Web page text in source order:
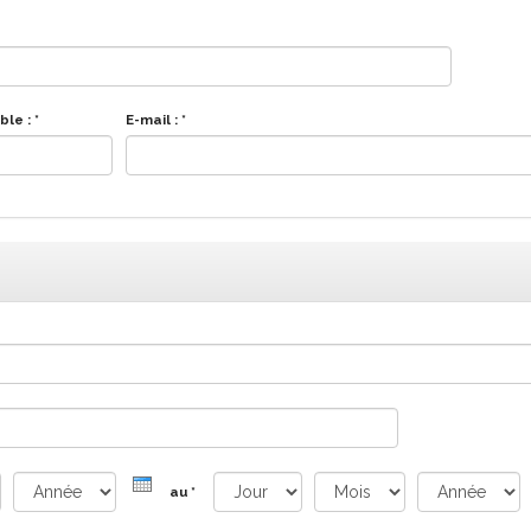
: * E-mail : *
au *